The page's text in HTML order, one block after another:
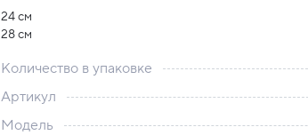
24 см
28 см
Количество в упаковке
Артикул
Модель